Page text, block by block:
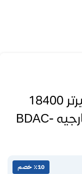
مكيف بيسك المخفى انفيرتر 18400
وحدة – حار و بارد -وحدة خارجيه BDAC-
٪10 خصم